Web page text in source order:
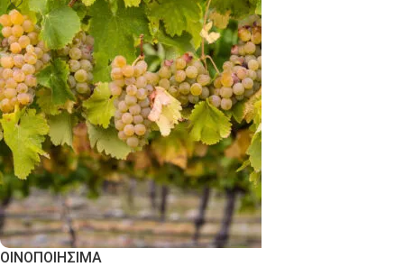
ΟΙΝΟΠΟΙΗΣΙΜΑ